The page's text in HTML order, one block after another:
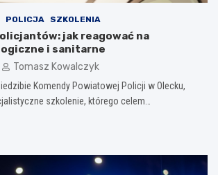
POLICJA SZKOLENIA
jak reagować na
i sanitarne
Tomasz Kowalczyk
Komendy Powiatowej Policji w Olecku,
szkolenie, którego celem…